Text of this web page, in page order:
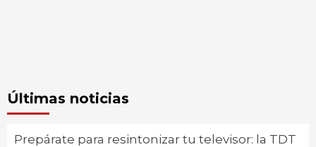
Últimas noticias
Prepárate para resintonizar tu televisor: la TDT